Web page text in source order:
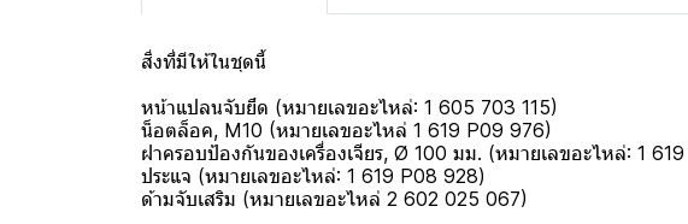
สิ่งที่มีให้ในชุดนี้
หน้าแปลนจับยึด (หมายเลขอะไหล่: 1 605 703 115)
น็อตล็อค, M10 (หมายเลขอะไหล่ 1 619 P09 976)
ฝาครอบป้องกันของเครื่องเจียร, Ø 100 มม. (หมายเลขอะไหล่: 1
ประแจ (หมายเลขอะไหล่: 1 619 P08 928)
ด้ามจับเสริม (หมายเลขอะไหล่ 2 602 025 067)